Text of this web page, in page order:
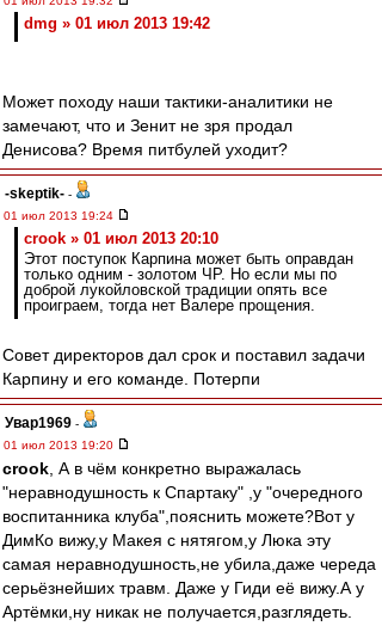
dmg » 01 июл 2013 19:42
Может походу наши тактики-аналитики не
замечают, что и Зенит не зря продал
Денисова? Время питбулей уходит?
-skeptik- -
01 июл 2013 19:24
crook » 01 июл 2013 20:10
Этот поступок Карпина может быть оправдан
только одним - золотом ЧР. Но если мы по
доброй лукойловской традиции опять все
проиграем, тогда нет Валере прощения.
Совет директоров дал срок и поставил задачи
Карпину и его команде. Потерпи
Увар1969 -
01 июл 2013 19:20
crook , А в чём конкретно выражалась
"неравнодушность к Спартаку" ,у "очередного
воспитанника клуба",пояснить можете?Вот у
ДимКо вижу,у Макея с нятягом,у Люка эту
самая неравнодушность,не убила,даже череда
серьёзнейших травм. Даже у Гиди её вижу.А у
Артёмки,ну никак не получается,разглядеть.